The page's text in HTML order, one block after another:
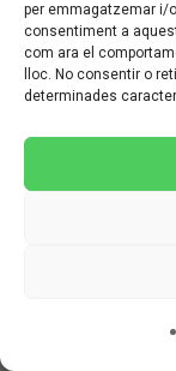
per emmagatzemar i/
consentiment a
com ara el
lloc. No consentir o
determinades
CONTACTE
AVÍS LEGAL I
POLÍTICA DE
CONDICIONS
POLÍTICA DE